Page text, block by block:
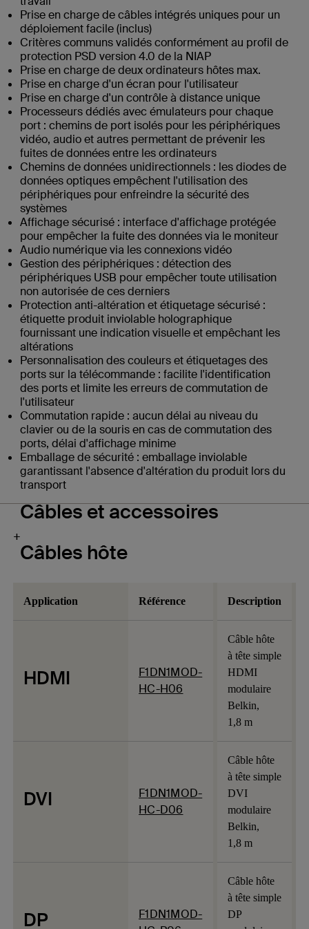
Prise en charge de câbles intégrés uniques pour un
déploiement facile (inclus)
Critères communs validés conformément au profil de
protection PSD version 4.0 de la NIAP
Prise en charge de deux ordinateurs hôtes max.
Prise en charge d'un écran pour l'utilisateur
Prise en charge d'un contrôle à distance unique
Processeurs dédiés avec émulateurs pour chaque
port : chemins de port isolés pour les périphériques
vidéo, audio et autres permettant de prévenir les
fuites de données entre les ordinateurs
Chemins de données unidirectionnels : les diodes de
données optiques empêchent l'utilisation des
périphériques pour enfreindre la sécurité des
systèmes
Affichage sécurisé : interface d'affichage protégée
pour empêcher la fuite des données via le moniteur
Audio numérique via les connexions vidéo
Gestion des périphériques : détection des
périphériques USB pour empêcher toute utilisation
non autorisée de ces derniers
Protection anti-altération et étiquetage sécurisé :
étiquette produit inviolable holographique
fournissant une indication visuelle et empêchant les
altérations
Personnalisation des couleurs et étiquetages des
ports sur la télécommande : facilite l'identification
des ports et limite les erreurs de commutation de
l'utilisateur
Commutation rapide : aucun délai au niveau du
clavier ou de la souris en cas de commutation des
ports, délai d'affichage minime
Emballage de sécurité : emballage inviolable
garantissant l'absence d'altération du produit lors du
transport
Câbles et accessoires
+
Câbles hôte
Application Référence Description
HDMI
F1DN1MOD-
HC-H06
Câble hôte
à tête simple
HDMI
modulaire
Belkin,
1,8 m
DVI
F1DN1MOD-
HC-D06
Câble hôte
à tête simple
DVI
modulaire
Belkin,
1,8 m
DP
F1DN1MOD-
Câble hôte
à tête simple
DP